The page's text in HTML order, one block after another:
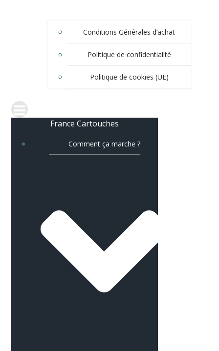
Conditions Générales d’achat
Politique de confidentialité
Politique de cookies (UE)
France Cartouches
Comment ça marche ?